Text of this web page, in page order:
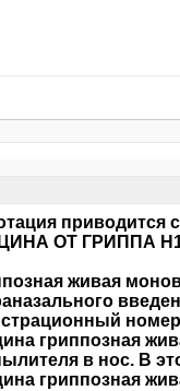
приводится
ОТ ГРИППА
живая
гриппозная
в нос. В
гриппозная